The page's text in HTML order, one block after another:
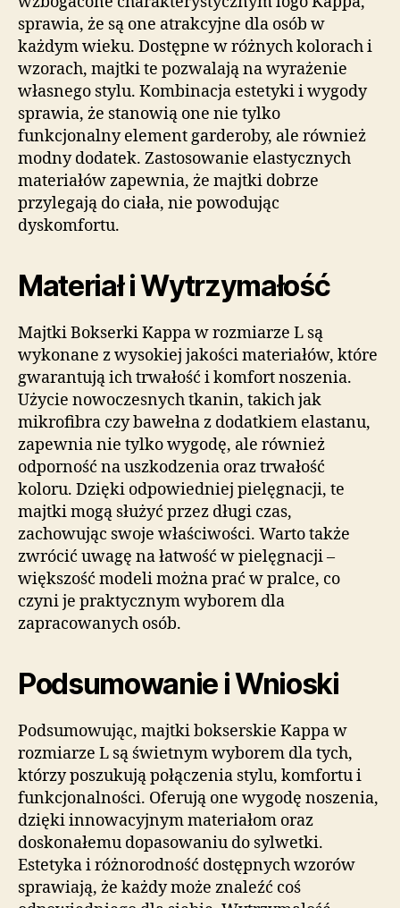
sprawia, że są one atrakcyjne dla osób w
każdym wieku. Dostępne w różnych kolorach i
wzorach, majtki te pozwalają na wyrażenie
własnego stylu. Kombinacja estetyki i wygody
sprawia, że stanowią one nie tylko
funkcjonalny element garderoby, ale również
modny dodatek. Zastosowanie elastycznych
materiałów zapewnia, że majtki dobrze
przylegają do ciała, nie powodując
dyskomfortu.
Materiał i Wytrzymałość
Majtki Bokserki Kappa w rozmiarze L są
wykonane z wysokiej jakości materiałów, które
gwarantują ich trwałość i komfort noszenia.
Użycie nowoczesnych tkanin, takich jak
mikrofibra czy bawełna z dodatkiem elastanu,
zapewnia nie tylko wygodę, ale również
odporność na uszkodzenia oraz trwałość
koloru. Dzięki odpowiedniej pielęgnacji, te
majtki mogą służyć przez długi czas,
zachowując swoje właściwości. Warto także
zwrócić uwagę na łatwość w pielęgnacji –
większość modeli można prać w pralce, co
czyni je praktycznym wyborem dla
zapracowanych osób.
Podsumowanie i Wnioski
Podsumowując, majtki bokserskie Kappa w
rozmiarze L są świetnym wyborem dla tych,
którzy poszukują połączenia stylu, komfortu i
funkcjonalności. Oferują one wygodę noszenia,
dzięki innowacyjnym materiałom oraz
doskonałemu dopasowaniu do sylwetki.
Estetyka i różnorodność dostępnych wzorów
sprawiają, że każdy może znaleźć coś